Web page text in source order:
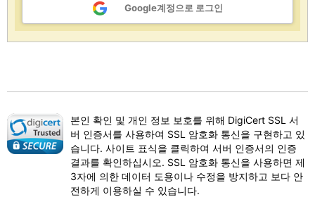
Google계정으로 로그인
본인 확인 및 개인 정보 보호를 위해 DigiCert SSL 서
버 인증서를 사용하여 SSL 암호화 통신을 구현하고 있
습니다. 사이트 표식을 클릭하여 서버 인증서의 인증
결과를 확인하십시오. SSL 암호화 통신을 사용하면 제
3자에 의한 데이터 도용이나 수정을 방지하고 보다 안
전하게 이용하실 수 있습니다.